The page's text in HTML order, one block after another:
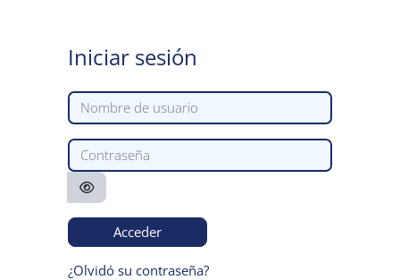
Iniciar sesión
Nombre de usuario
Contraseña
Acceder
¿Olvidó su contraseña?